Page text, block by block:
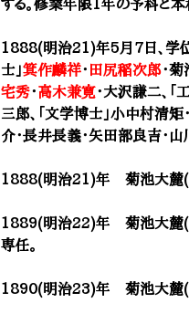
する。修業年限1年の予科と本
1888(明治21)年5月7日、学位
士」箕作麟祥・ 田尻稲次郎・
宅秀・高木兼寛・大沢謙二、
三郎、「文学博士」小中村清矩
介・長井長義・矢田部良吉・山
​1888(明治21)年 菊池大麓
1889(明治22)年 菊池大麓(35
専任。
1890(明治23)年 菊池大麓